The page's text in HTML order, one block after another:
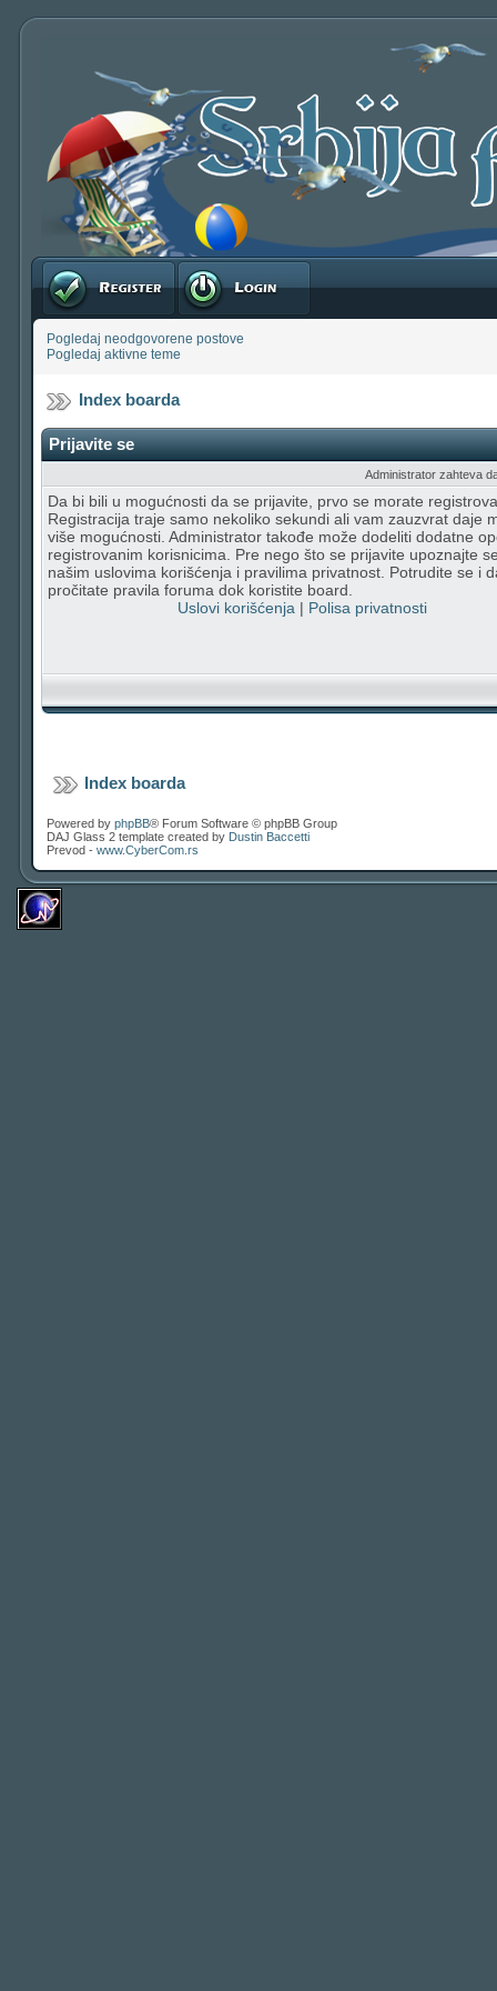
Registruj se Prijavite se
Pogledaj neodgovorene postove
Pogledaj aktivne teme
Index boarda
Prijavite se
Administrator zahteva
Da bi bili u mogućnosti da se prijavite, prvo se morate
Registracija traje samo nekoliko sekundi ali vam zauzvrat daje
više mogućnosti. Administrator takođe može dodeliti dodatne
registrovanim korisnicima. Pre nego što se prijavite upoznajte
našim uslovima korišćenja i pravilima privatnost. Potrudite se i
pročitate pravila foruma dok koristite board.
Uslovi korišćenja | Polisa privatnosti
Index boarda
Powered by phpBB® Forum Software © phpBB Group
DAJ Glass 2 template created by Dustin Baccetti
Prevod - www.CyberCom.rs